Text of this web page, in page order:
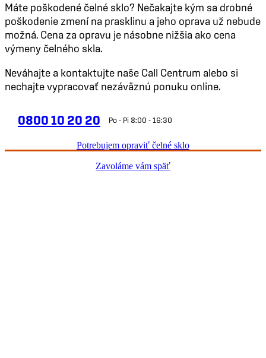
Máte poškodené čelné sklo? Nečakajte kým sa drobné
poškodenie zmení na prasklinu a jeho oprava už nebude
možná. Cena za opravu je násobne nižšia ako cena
výmeny čelného skla.
Neváhajte a kontaktujte naše Call Centrum alebo si
nechajte vypracovať nezáväznú ponuku online.
0800 10 20 20 Po - Pi 8:00 - 16:30
Potrebujem opraviť čelné sklo
Zavoláme vám späť